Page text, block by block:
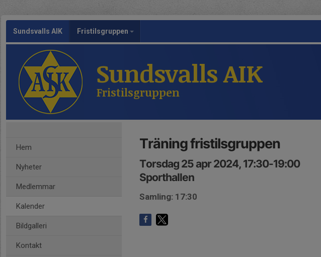
Sundsvalls AIK Fristilsgruppen
Sundsvalls AIK
Fristilsgruppen
Hem
Nyheter
Medlemmar
Kalender
Bildgalleri
Kontakt
Träning fristilsgruppen
Torsdag 25 apr 2024, 17:30-19:00
Sporthallen
Samling: 17:30